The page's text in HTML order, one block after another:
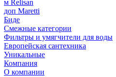
м Relisan
доп Maretti
Биде
Смежные категории
Фильтры и умягчители для воды
Европейская сантехника
Уникальные
Компания
О компании